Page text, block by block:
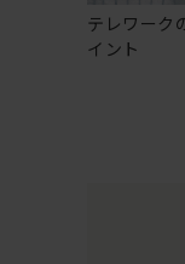
テレワーク
イント